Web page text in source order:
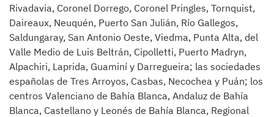
Rivadavia, Coronel Dorrego, Coronel Pringles, Tornquist,
Daireaux, Neuquén, Puerto San Julián, Río Gallegos,
Saldungaray, San Antonio Oeste, Viedma, Punta Alta, del
Valle Medio de Luis Beltrán, Cipolletti, Puerto Madryn,
Alpachiri, Laprida, Guaminí y Darregueira; las sociedades
españolas de Tres Arroyos, Casbas, Necochea y Puán; los
centros Valenciano de Bahía Blanca, Andaluz de Bahía
Blanca, Castellano y Leonés de Bahía Blanca, Regional